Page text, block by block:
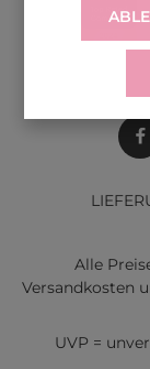
Alle
Versandkosten
UVP =